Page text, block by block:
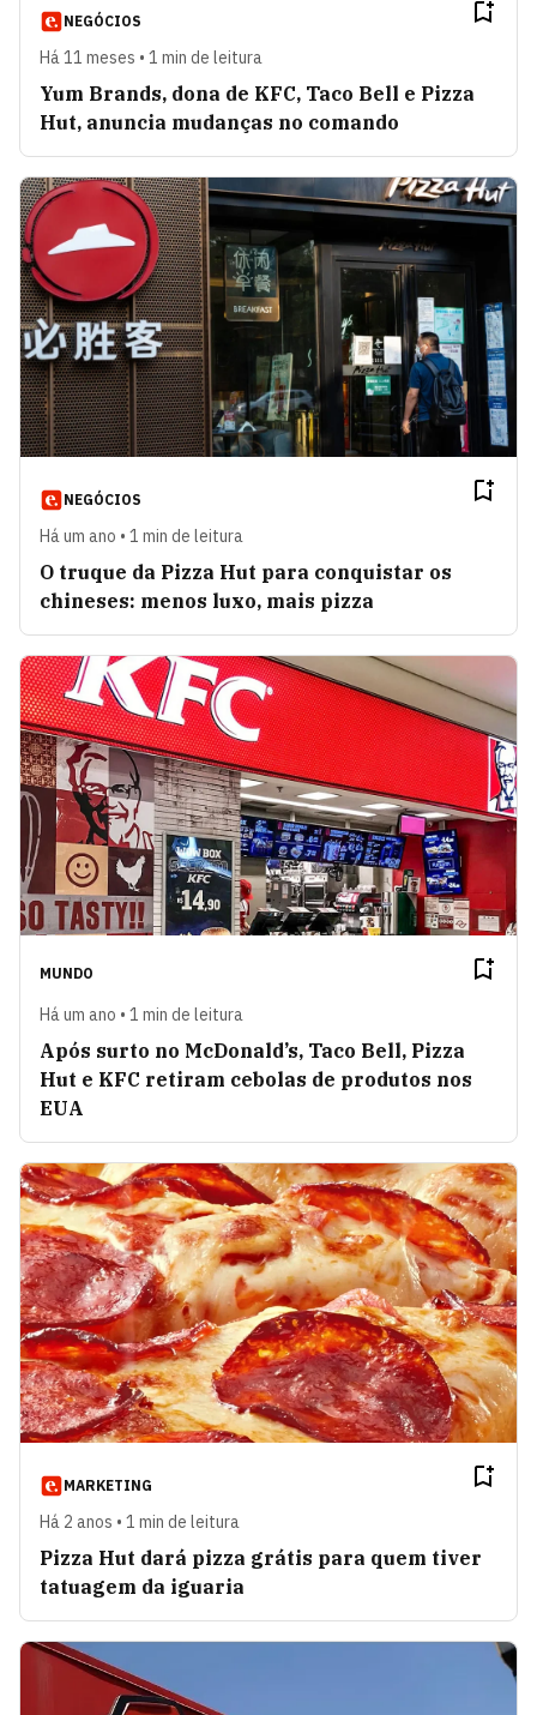
NEGÓCIOS
Há 11 meses • 1 min de leitura
Yum Brands, dona de KFC, Taco Bell e Pizza
Hut, anuncia mudanças no comando
NEGÓCIOS
Há um ano • 1 min de leitura
O truque da Pizza Hut para conquistar os
chineses: menos luxo, mais pizza
MUNDO
Há um ano • 1 min de leitura
Após surto no McDonald’s, Taco Bell, Pizza
Hut e KFC retiram cebolas de produtos nos
EUA
MARKETING
Há 2 anos • 1 min de leitura
Pizza Hut dará pizza grátis para quem tiver
tatuagem da iguaria